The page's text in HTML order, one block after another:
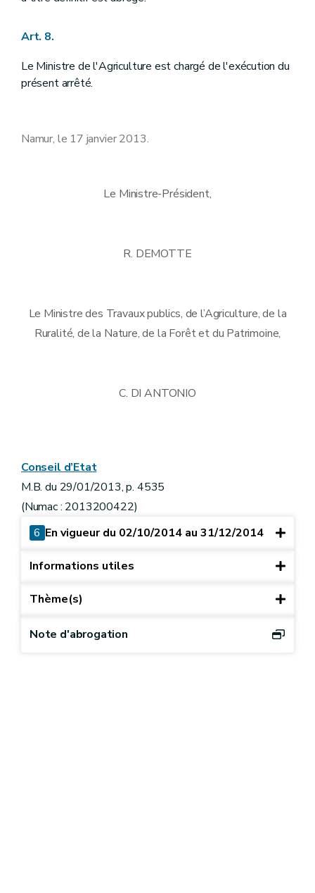
Art. 8.
Le Ministre de l'Agriculture est chargé de l'exécution du
présent arrêté.
Namur, le 17 janvier 2013.
Le Ministre-Président,
R. DEMOTTE
Le Ministre des Travaux publics, de l’Agriculture, de la
Ruralité, de la Nature, de la Forêt et du Patrimoine,
C. DI ANTONIO
Conseil d’Etat
M.B. du 29/01/2013, p. 4535
(Numac : 2013200422)
6 En vigueur du 02/10/2014 au 31/12/2014
Informations utiles
Thème(s)
Note d'abrogation